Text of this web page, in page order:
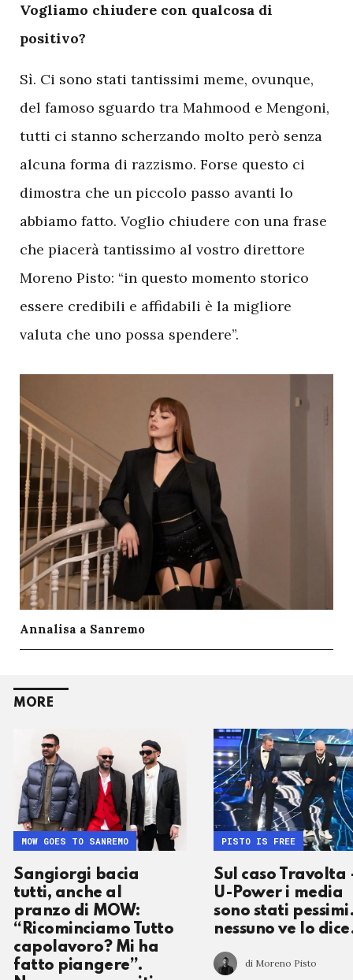
Vogliamo chiudere con qualcosa di
positivo?
Sì. Ci sono stati tantissimi meme, ovunque,
del famoso sguardo tra Mahmood e Mengoni,
tutti ci stanno scherzando molto però senza
alcuna forma di razzismo. Forse questo ci
dimostra che un piccolo passo avanti lo
abbiamo fatto. Voglio chiudere con una frase
che piacerà tantissimo al vostro direttore
Moreno Pisto: “in questo momento storico
essere credibili e affidabili è la migliore
valuta che uno possa spendere”.
Annalisa a Sanremo
MORE
Sangiorgi bacia
tutti, anche al
pranzo di MOW:
“Ricominciamo Tutto
capolavoro? Mi ha
fatto piangere”.
MOW GOES TO SANREMO
Sul caso Travolta
U-Power i media
sono stati
nessuno ve lo
di Moreno Pisto
PISTO IS FREE